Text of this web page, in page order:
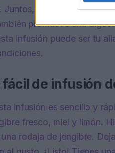
Juntos, estos
promueve una
infusión puede ser tu
fácil de infusión
infusión es sencillo y
fresco, miel y limón.
rodaja de jengibre.